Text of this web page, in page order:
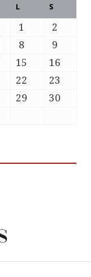
L S
1
2
8
9
15
16
22
23
29
30